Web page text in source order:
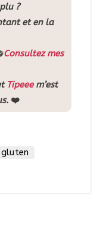
?
et en la
Consultez mes
Tipeeem’est
❤️
gluten